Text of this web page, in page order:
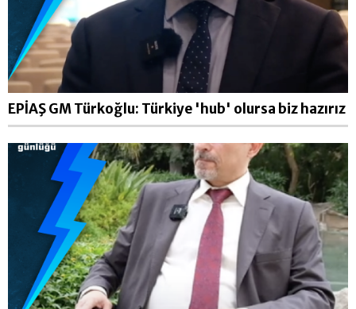
EPİAŞ GM Türkoğlu: Türkiye 'hub' olursa biz hazırız